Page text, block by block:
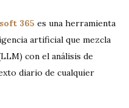
365 es una herramienta
artificial que mezcla
con el análisis de
diario de cualquier